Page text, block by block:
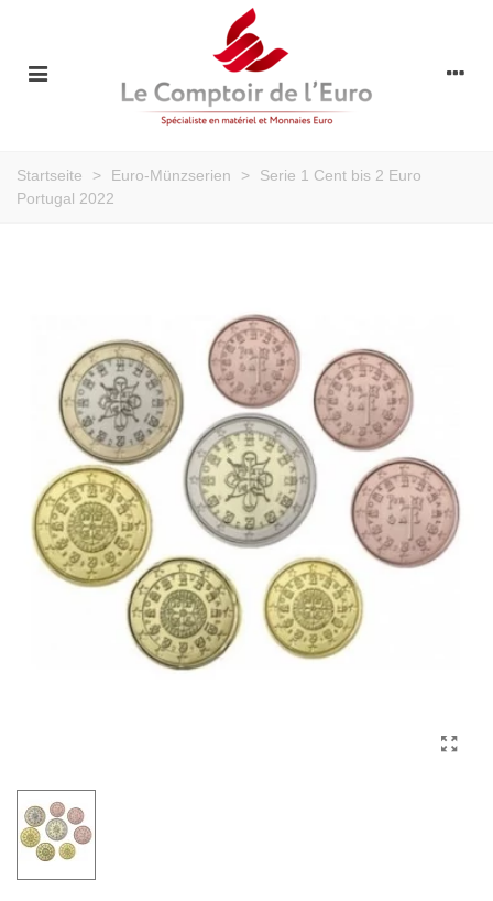
Startseite > Euro-Münzserien >
Serie 1 Cent bis 2 Euro
Portugal 2022